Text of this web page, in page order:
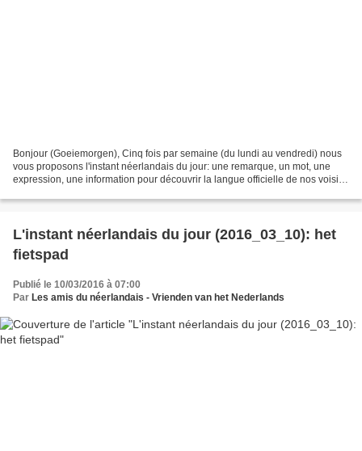
Bonjour (Goeiemorgen), Cinq fois par semaine (du lundi au vendredi) nous
vous proposons l'instant néerlandais du jour: une remarque, un mot, une
expression, une information pour découvrir la langue officielle de nos voisins
L'instant néerlandais du jour (2016_03_10): het
fietspad
Publié le 10/03/2016 à 07:00
Par Les amis du néerlandais - Vrienden van het Nederlands